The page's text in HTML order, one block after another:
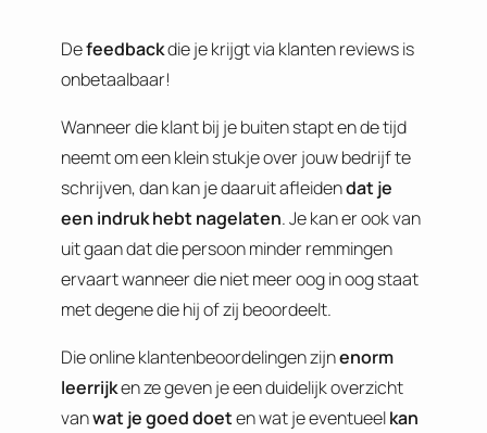
Defeedbackdie je krijgt via klanten reviews is
onbetaalbaar!
Wanneer die klant bij je buiten stapt en de tijd
neemt om een klein stukje over jouw bedrijf te
schrijven, dan kan je daaruit afleidendat je
een indruk hebt nagelaten. Je kan er ook van
uit gaan dat die persoon minder remmingen
ervaart wanneer die niet meer oog in oog staat
met degene die hij of zij beoordeelt.
Die online klantenbeoordelingen zijnenorm
leerrijken ze geven je een duidelijk overzicht
vanwat je goed doeten wat je eventueelkan